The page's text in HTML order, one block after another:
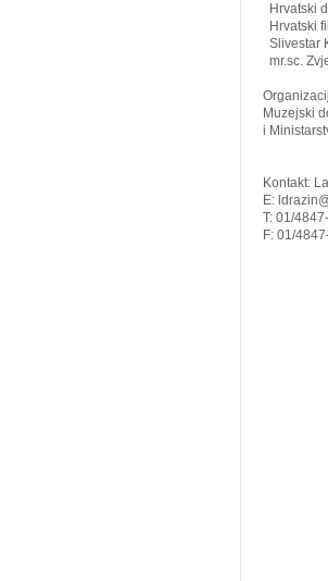
Hrvatski
Hrvatski
Slivestar
mr.sc.
Muzejski
i
Kontakt:
E:
T: 01/
F: 01/